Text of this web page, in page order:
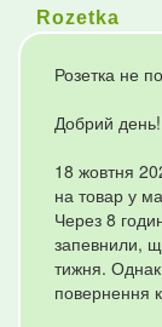
Rozetka
Розетка не
Добрий день!
18 жовтня
на товар у
Через 8
запевнили,
тижня.
повернення